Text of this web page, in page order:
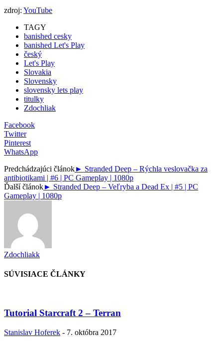
zdroj: YouTube
TAGY
banished cesky
banished Let's Play
český
Let's Play
Slovakia
Slovensky
slovensky lets play
titulky
Zdochliak
Facebook
Twitter
Pinterest
WhatsApp
Predchádzajúci článok► Stranded Deep – Rýchla veslovačka za
antibiotikami | #6 | PC Gameplay | 1080p
Ďalší článok► Stranded Deep – Veľryba a Dead Ex | #5 | PC
Gameplay | 1080p
Zdochliakk
SÚVISIACE ČLÁNKY
Tutorial Starcraft 2 – Terran
Stanislav Hoferek - 7. októbra 2017